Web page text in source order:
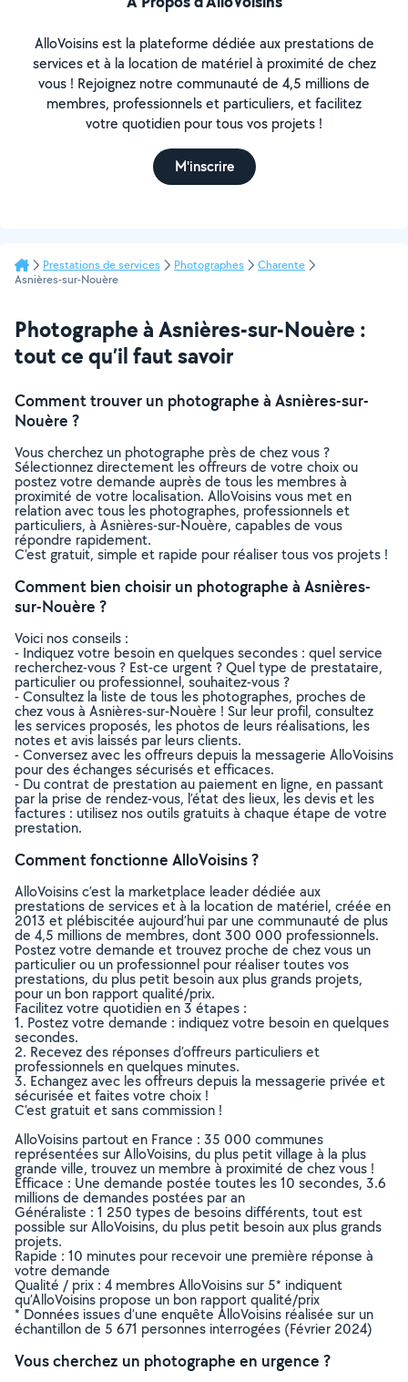
AlloVoisins est la plateforme dédiée aux prestations de
services et à la location de matériel à proximité de chez
vous ! Rejoignez notre communauté de 4,5 millions de
membres, professionnels et particuliers, et facilitez
votre quotidien pour tous vos projets !
M'inscrire
Prestations de services Photographes
Charente
Asnières-sur-Nouère
Photographe à Asnières-sur-Nouère :
tout ce qu’il faut savoir
Comment trouver un photographe à Asnières-sur-
Nouère ?
Vous cherchez un photographe près de chez vous ?
Sélectionnez directement les offreurs de votre choix ou
postez votre demande auprès de tous les membres à
proximité de votre localisation. AlloVoisins vous met en
relation avec tous les photographes, professionnels et
particuliers, à Asnières-sur-Nouère, capables de vous
répondre rapidement.
C’est gratuit, simple et rapide pour réaliser tous vos projets !
Comment bien choisir un photographe à Asnières-
sur-Nouère ?
Voici nos conseils :
- Indiquez votre besoin en quelques secondes : quel service
recherchez-vous ? Est-ce urgent ? Quel type de prestataire,
particulier ou professionnel, souhaitez-vous ?
- Consultez la liste de tous les photographes, proches de
chez vous à Asnières-sur-Nouère ! Sur leur profil, consultez
les services proposés, les photos de leurs réalisations, les
notes et avis laissés par leurs clients.
- Conversez avec les offreurs depuis la messagerie AlloVoisins
pour des échanges sécurisés et efficaces.
- Du contrat de prestation au paiement en ligne, en passant
par la prise de rendez-vous, l’état des lieux, les devis et les
factures : utilisez nos outils gratuits à chaque étape de votre
prestation.
Comment fonctionne AlloVoisins ?
AlloVoisins c’est la marketplace leader dédiée aux
prestations de services et à la location de matériel, créée en
2013 et plébiscitée aujourd’hui par une communauté de plus
de 4,5 millions de membres, dont 300 000 professionnels.
Postez votre demande et trouvez proche de chez vous un
particulier ou un professionnel pour réaliser toutes vos
prestations, du plus petit besoin aux plus grands projets,
pour un bon rapport qualité/prix.
Facilitez votre quotidien en 3 étapes :
1. Postez votre demande : indiquez votre besoin en quelques
secondes.
2. Recevez des réponses d’offreurs particuliers et
professionnels en quelques minutes.
3. Echangez avec les offreurs depuis la messagerie privée et
sécurisée et faites votre choix !
C’est gratuit et sans commission !
AlloVoisins partout en France : 35 000 communes
représentées sur AlloVoisins, du plus petit village à la plus
grande ville, trouvez un membre à proximité de chez vous !
Efficace : Une demande postée toutes les 10 secondes, 3.6
millions de demandes postées par an
Généraliste : 1 250 types de besoins différents, tout est
possible sur AlloVoisins, du plus petit besoin aux plus grands
projets.
Rapide : 10 minutes pour recevoir une première réponse à
votre demande
Qualité / prix : 4 membres AlloVoisins sur 5* indiquent
qu’AlloVoisins propose un bon rapport qualité/prix
* Données issues d’une enquête AlloVoisins réalisée sur un
échantillon de 5 671 personnes interrogées (Février 2024)
Vous cherchez un photographe en urgence ?